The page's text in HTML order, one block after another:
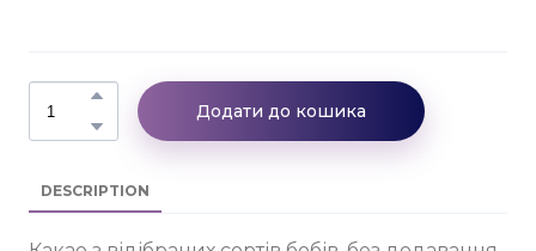
Додати до кошика
DESCRIPTION